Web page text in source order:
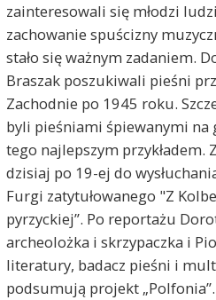
zainteresowali się młodzi
zachowanie spuścizny
stało się ważnym zadaniem.
Braszak poszukiwali pieśni
Zachodnie po 1945 roku.
byli pieśniami śpiewanymi na
tego najlepszym przykładem.
dzisiaj po 19-ej do
Furgi zatytułowanego "Z
pyrzyckiej”. Po reportażu
archeolożka i skrzypaczka i
literatury, badacz pieśni i
podsumują projekt „Polfonia”.